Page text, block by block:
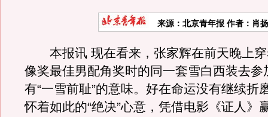
来源： 北京青年报 作者：肖扬
本报讯 现在看来，张家辉在前天晚上穿
像奖最佳男配角奖时的同一套雪白西装去参
有“一雪前耻”的意味。好在命运没有继续折
怀着如此的“绝决”心意，凭借电影《证人》